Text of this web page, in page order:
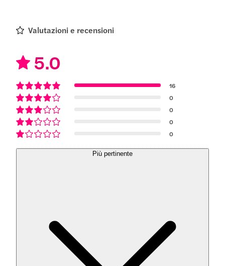
Valutazioni e recensioni
5.0
16
0
0
0
0
Più pertinente